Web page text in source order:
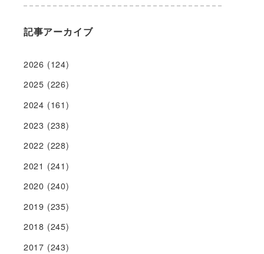
記事アーカイブ
2026 (124)
2025 (226)
2024 (161)
2023 (238)
2022 (228)
2021 (241)
2020 (240)
2019 (235)
2018 (245)
2017 (243)